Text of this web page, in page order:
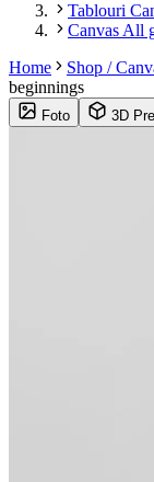
Tablouri
Canvas All
Home
Shop /
beginnings
Foto 3D